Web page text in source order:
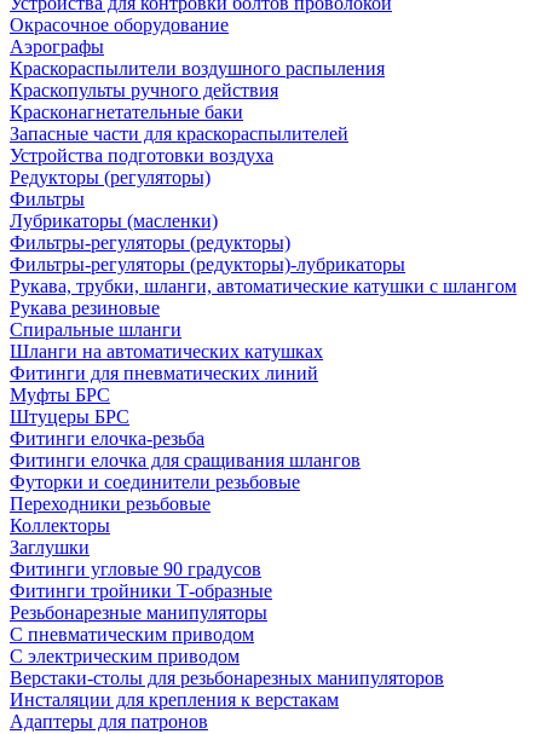
Окрасочное оборудование
Аэрографы
Краскораспылители воздушного распыления
Краскопульты ручного действия
Красконагнетательные баки
Запасные части для краскораспылителей
Устройства подготовки воздуха
Редукторы (регуляторы)
Фильтры
Лубрикаторы (масленки)
Фильтры-регуляторы (редукторы)
Фильтры-регуляторы (редукторы)-лубрикаторы
Рукава, трубки, шланги, автоматические катушки с шлангом
Рукава резиновые
Спиральные шланги
Шланги на автоматических катушках
Фитинги для пневматических линий
Муфты БРС
Штуцеры БРС
Фитинги елочка-резьба
Фитинги елочка для сращивания шлангов
Футорки и соединители резьбовые
Переходники резьбовые
Коллекторы
Заглушки
Фитинги угловые 90 градусов
Фитинги тройники Т-образные
Резьбонарезные манипуляторы
С пневматическим приводом
С электрическим приводом
Верстаки-столы для резьбонарезных манипуляторов
Инсталяции для крепления к верстакам
Адаптеры для патронов